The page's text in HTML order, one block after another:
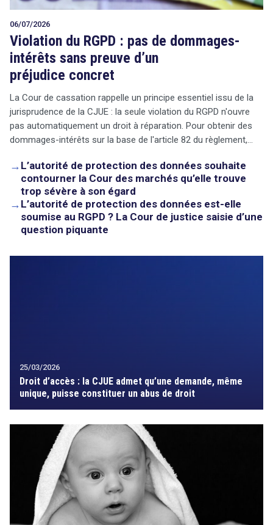
06/07/2026
Violation du RGPD : pas de dommages-
intérêts sans preuve d’un
préjudice concret
La Cour de cassation rappelle un principe essentiel issu de la
jurisprudence de la CJUE : la seule violation du RGPD n'ouvre
pas automatiquement un droit à réparation. Pour obtenir des
dommages-intérêts sur la base de l'article 82 du règlement,…
→ L’autorité de protection des données souhaite
contourner la Cour des marchés qu’elle trouve
trop sévère à son égard
→ L’autorité de protection des données est-elle
soumise au RGPD ? La Cour de justice saisie d’une
question piquante
25/03/2026
Droit d’accès : la CJUE admet qu’une demande, même
unique, puisse constituer un abus de droit